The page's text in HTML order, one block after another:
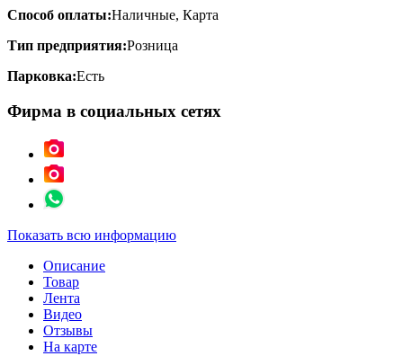
Способ оплаты:Наличные, Карта
Тип предприятия:Розница
Парковка:Есть
Фирма в социальных сетях
Показать всю информацию
Описание
Товар
Лента
Видео
Отзывы
На карте